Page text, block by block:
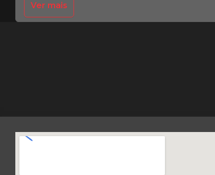
Ver mais